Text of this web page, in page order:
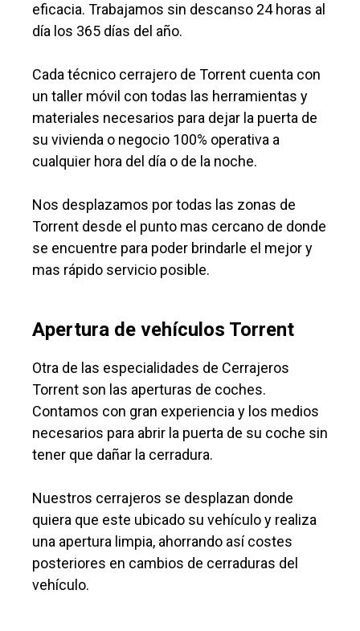
eficacia. Trabajamos sin descanso 24 horas al
día los 365 días del año.
Cada técnico cerrajero de Torrent cuenta con
un taller móvil con todas las herramientas y
materiales necesarios para dejar la puerta de
su vivienda o negocio 100% operativa a
cualquier hora del día o de la noche.
Nos desplazamos por todas las zonas de
Torrent desde el punto mas cercano de donde
se encuentre para poder brindarle el mejor y
mas rápido servicio posible.
Apertura de vehículos Torrent
Otra de las especialidades de Cerrajeros
Torrent son las aperturas de coches.
Contamos con gran experiencia y los medios
necesarios para abrir la puerta de su coche sin
tener que dañar la cerradura.
Nuestros cerrajeros se desplazan donde
quiera que este ubicado su vehículo y realiza
una apertura limpia, ahorrando así costes
posteriores en cambios de cerraduras del
vehículo.